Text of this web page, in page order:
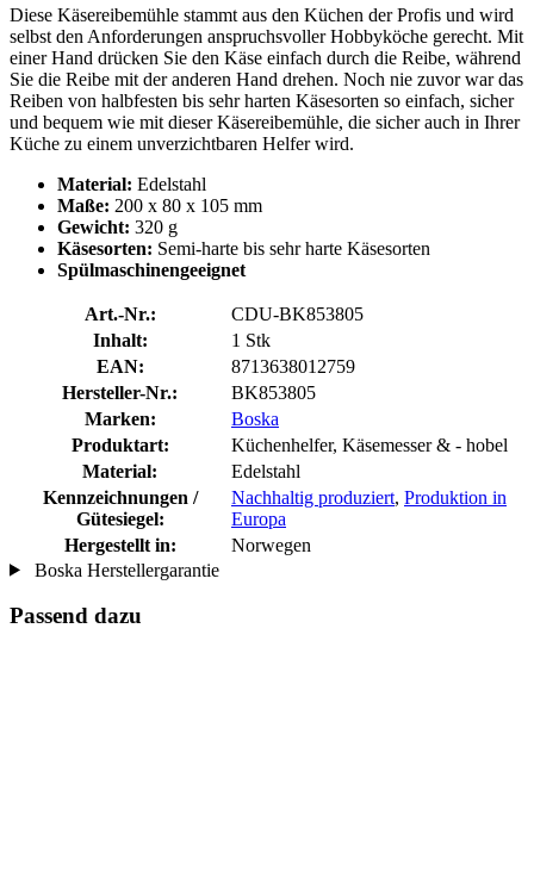
Diese Käsereibemühle stammt aus den Küchen der Profis und wird
selbst den Anforderungen anspruchsvoller Hobbyköche gerecht. Mit
einer Hand drücken Sie den Käse einfach durch die Reibe, während
Sie die Reibe mit der anderen Hand drehen. Noch nie zuvor war das
Reiben von halbfesten bis sehr harten Käsesorten so einfach, sicher
und bequem wie mit dieser Käsereibemühle, die sicher auch in Ihrer
Küche zu einem unverzichtbaren Helfer wird.
Material: Edelstahl
Maße: 200 x 80 x 105 mm
Gewicht: 320 g
Käsesorten: Semi-harte bis sehr harte Käsesorten
Spülmaschinengeeignet
Art.-Nr.:
CDU-BK853805
Inhalt:
1 Stk
EAN:
8713638012759
Hersteller-Nr.:
BK853805
Marken:
Boska
Produktart:
Küchenhelfer, Käsemesser & - hobel
Material:
Edelstahl
Kennzeichnungen /
Gütesiegel:
Nachhaltig produziert, Produktion in
Europa
Hergestellt in:
Norwegen
Boska Herstellergarantie
Passend dazu